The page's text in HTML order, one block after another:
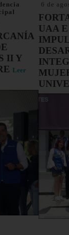
II Y
Leer
6 de
UAA
X